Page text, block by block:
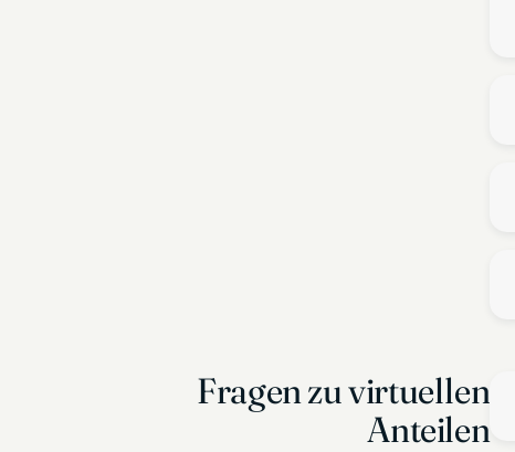
Fragen zu virtuellen
Anteilen